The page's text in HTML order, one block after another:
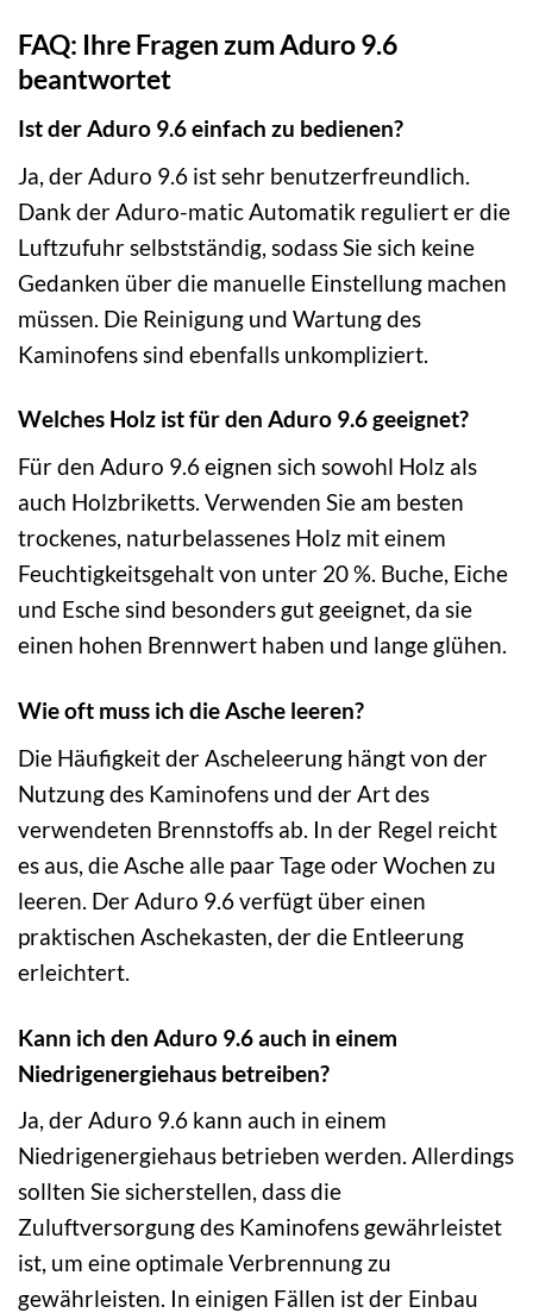
FAQ: Ihre Fragen zum Aduro 9.6
beantwortet
Ist der Aduro 9.6 einfach zu bedienen?
Ja, der Aduro 9.6 ist sehr benutzerfreundlich.
Dank der Aduro-matic Automatik reguliert er die
Luftzufuhr selbstständig, sodass Sie sich keine
Gedanken über die manuelle Einstellung machen
müssen. Die Reinigung und Wartung des
Kaminofens sind ebenfalls unkompliziert.
Welches Holz ist für den Aduro 9.6 geeignet?
Für den Aduro 9.6 eignen sich sowohl Holz als
auch Holzbriketts. Verwenden Sie am besten
trockenes, naturbelassenes Holz mit einem
Feuchtigkeitsgehalt von unter 20 %. Buche, Eiche
und Esche sind besonders gut geeignet, da sie
einen hohen Brennwert haben und lange glühen.
Wie oft muss ich die Asche leeren?
Die Häufigkeit der Ascheleerung hängt von der
Nutzung des Kaminofens und der Art des
verwendeten Brennstoffs ab. In der Regel reicht
es aus, die Asche alle paar Tage oder Wochen zu
leeren. Der Aduro 9.6 verfügt über einen
praktischen Aschekasten, der die Entleerung
erleichtert.
Kann ich den Aduro 9.6 auch in einem
Niedrigenergiehaus betreiben?
Ja, der Aduro 9.6 kann auch in einem
Niedrigenergiehaus betrieben werden. Allerdings
sollten Sie sicherstellen, dass die
Zuluftversorgung des Kaminofens gewährleistet
ist, um eine optimale Verbrennung zu
gewährleisten. In einigen Fällen ist der Einbau